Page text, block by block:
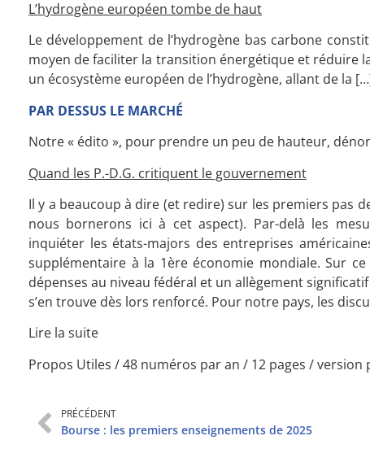
L’hydrogène européen tombe de haut
Le développement de l’hydrogène bas carbone
moyen de faciliter la transition énergétique et réduire
un écosystème européen de l’hydrogène, allant de la
PAR DESSUS LE MARCHÉ
Notre « édito », pour prendre un peu de hauteur,
Quand les P.-D.G. critiquent le gouvernement
Il y a beaucoup à dire (et redire) sur les premiers pas
nous bornerons ici à cet aspect). Par-delà les
inquiéter les états-majors des entreprises
supplémentaire à la 1ère économie mondiale. Sur
dépenses au niveau fédéral et un allègement
s’en trouve dès lors renforcé. Pour notre pays, les
Lire la suite
Propos Utiles / 48 numéros par an / 12 pages /
PRÉCÉDENT
Bourse : les premiers enseignements de 2025